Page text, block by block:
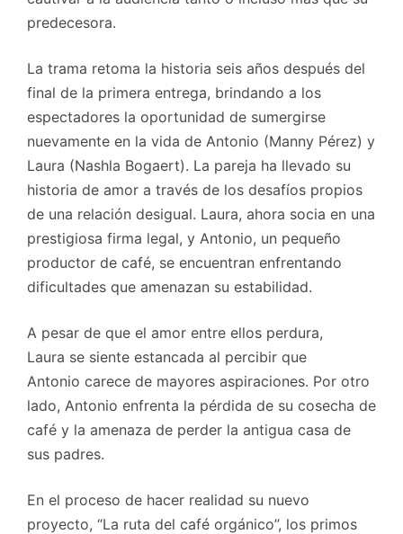
predecesora.
La trama retoma la historia seis años después del
final de la primera entrega, brindando a los
espectadores la oportunidad de sumergirse
nuevamente en la vida de Antonio (Manny Pérez) y
Laura (Nashla Bogaert). La pareja ha llevado su
historia de amor a través de los desafíos propios
de una relación desigual. Laura, ahora socia en una
prestigiosa firma legal, y Antonio, un pequeño
productor de café, se encuentran enfrentando
dificultades que amenazan su estabilidad.
A pesar de que el amor entre ellos perdura,
Laura se siente estancada al percibir que
Antonio carece de mayores aspiraciones. Por otro
lado, Antonio enfrenta la pérdida de su cosecha de
café y la amenaza de perder la antigua casa de
sus padres.
En el proceso de hacer realidad su nuevo
proyecto, “La ruta del café orgánico”, los primos